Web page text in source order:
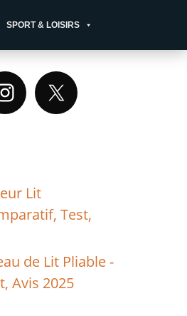
SPORT & LOISIRS
Lit
Test,
de Lit Pliable -
Avis 2025